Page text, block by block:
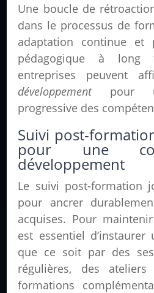
Une boucle de
dans le processus de
adaptation continue et
pédagogique à long
entreprises peuvent
développementpour
progressive des
Suivi post-
pour une
développement
Le suivi post-formation
pour ancrer
acquises. Pour
est essentiel
que ce soit par des
régulières, des
formations